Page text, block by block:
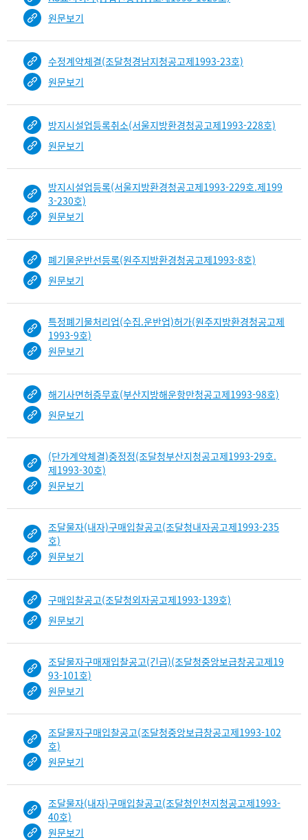
원문보기
수정계약체결(조달청경남지청공고제1993-23호)
원문보기
방지시설업등록취소(서울지방환경청공고제1993-228호)
원문보기
방지시설업등록(서울지방환경청공고제1993-229호.제199
3-230호)
원문보기
폐기물운반선등록(원주지방환경청공고제1993-8호)
원문보기
특정폐기물처리업(수집.운반업)허가(원주지방환경청공고제
1993-9호)
원문보기
해기사면허증무효(부산지방해운항만청공고제1993-98호)
원문보기
(단가계약체결)중정정(조달청부산지청공고제1993-29호.
제1993-30호)
원문보기
조달물자(내자)구매입찰공고(조달청내자공고제1993-235
호)
원문보기
구매입찰공고(조달청외자공고제1993-139호)
원문보기
조달물자구매재입찰공고(긴급)(조달청중앙보급창공고제19
93-101호)
원문보기
조달물자구매입찰공고(조달청중앙보급창공고제1993-102
호)
원문보기
조달물자(내자)구매입찰공고(조달청인천지청공고제1993-
40호)
원문보기